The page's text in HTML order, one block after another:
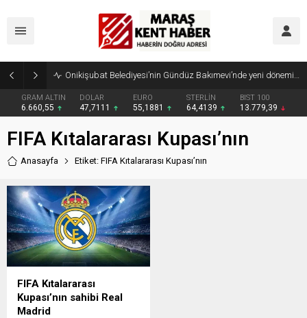
Onikişubat Belediyesi’nin Gündüz Bakımevi’nde yeni dönemin ön kayıtları başladı
GRAM ALTIN
6.660,55
DOLAR
47,7111
EURO
55,1881
STERLİN
64,4139
BIST 100
13.779,39
FIFA Kıtalararası Kupası’nın
Anasayfa Etiket: FIFA Kıtalararası Kupası’nın
FIFA Kıtalararası
Kupası’nın sahibi Real
Madrid